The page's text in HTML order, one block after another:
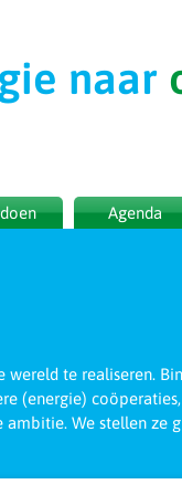
naar
Agenda
te realiseren.
(energie)
We stellen ze